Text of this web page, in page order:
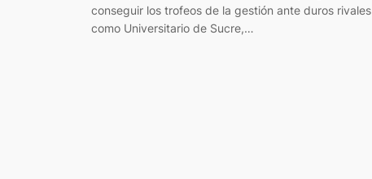
conseguir los trofeos de la gestión ante duros rivales
como Universitario de Sucre,…